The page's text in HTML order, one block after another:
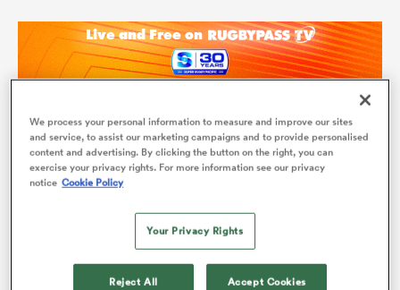
Qui va gagner ?
Vote des membres de RugbyPass
We process your personal information to measure and improve our sites
and service, to assist our marketing campaigns and to provide personalised
content and advertising. By clicking the button on the right, you can
exercise your privacy rights. For more information see our privacy
notice Cookie Policy
Your Privacy Rights
Reject All Accept Cookies